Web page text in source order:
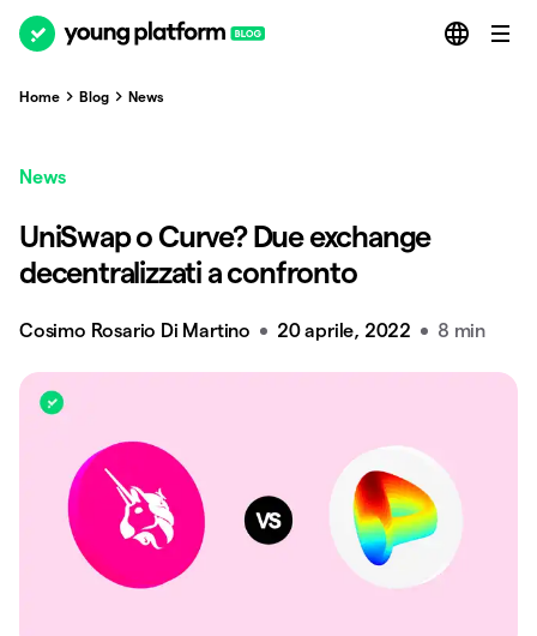
Home Blog News
News
UniSwap o Curve? Due exchange
decentralizzati a confronto
Cosimo Rosario Di Martino 20 aprile, 2022 8 min